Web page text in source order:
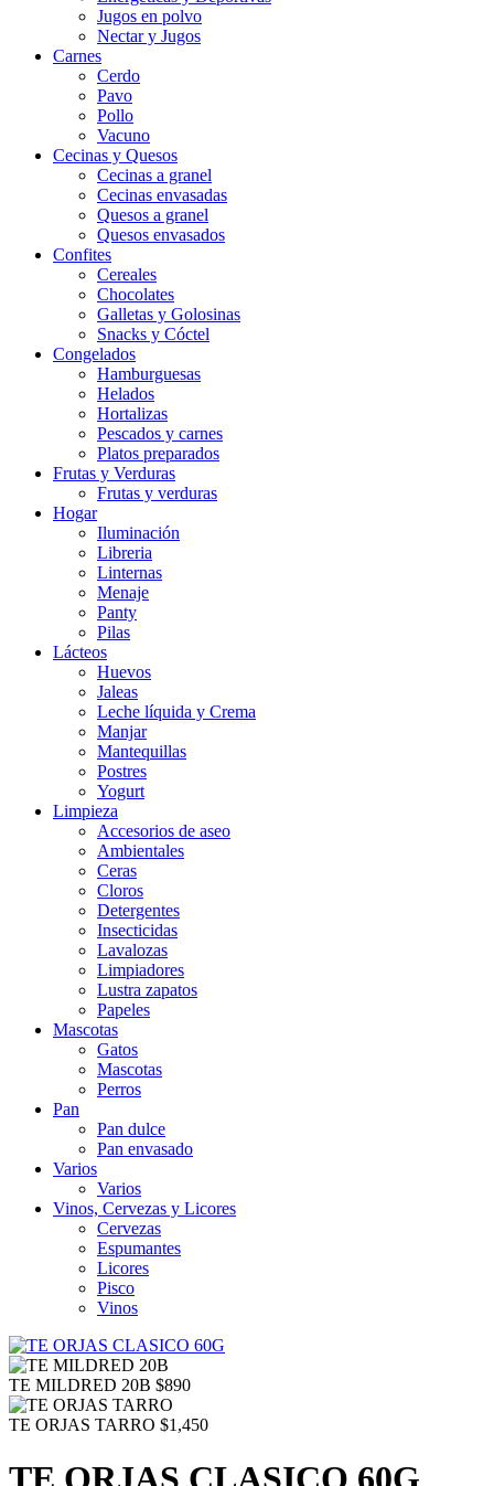
Jugos en polvo
Nectar y Jugos
Carnes
Cerdo
Pavo
Pollo
Vacuno
Cecinas y Quesos
Cecinas a granel
Cecinas envasadas
Quesos a granel
Quesos envasados
Confites
Cereales
Chocolates
Galletas y Golosinas
Snacks y Cóctel
Congelados
Hamburguesas
Helados
Hortalizas
Pescados y carnes
Platos preparados
Frutas y Verduras
Frutas y verduras
Hogar
Iluminación
Libreria
Linternas
Menaje
Panty
Pilas
Lácteos
Huevos
Jaleas
Leche líquida y Crema
Manjar
Mantequillas
Postres
Yogurt
Limpieza
Accesorios de aseo
Ambientales
Ceras
Cloros
Detergentes
Insecticidas
Lavalozas
Limpiadores
Lustra zapatos
Papeles
Mascotas
Gatos
Mascotas
Perros
Pan
Pan dulce
Pan envasado
Varios
Varios
Vinos, Cervezas y Licores
Cervezas
Espumantes
Licores
Pisco
Vinos
TE MILDRED 20B $890
TE ORJAS TARRO $1,450